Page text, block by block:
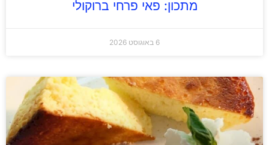
מתכון: פאי פרחי ברוקולי
6 באוגוסט 2026